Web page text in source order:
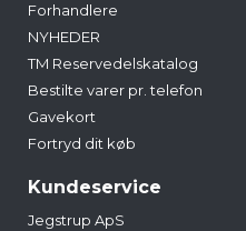
Forhandlere
NYHEDER
TM Reservedelskatalog
Bestilte varer pr. telefon
Gavekort
Fortryd dit køb
Kundeservice
Jegstrup ApS